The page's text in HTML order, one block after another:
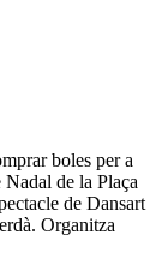
boles per a
de la Plaça
de Dansart
Organitza